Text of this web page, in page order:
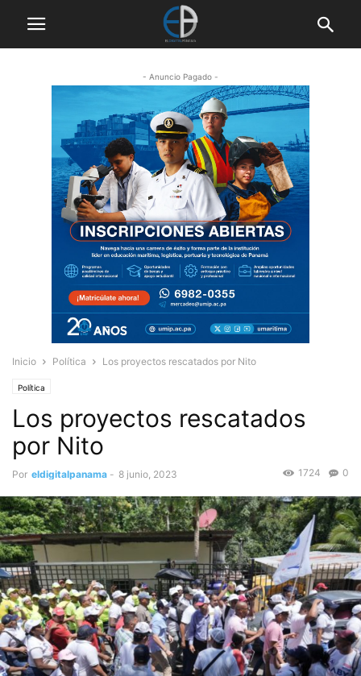
- Anuncio Pagado -
Inicio Política Los proyectos rescatados por Nito
Política
Los proyectos rescatados
por Nito
Por eldigitalpanama - 8 junio, 2023 0
1724